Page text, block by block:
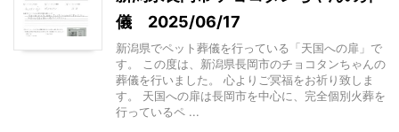
儀 2025/06/17
新潟県でペット葬儀を行っている「天国への扉」で
す。 この度は、新潟県長岡市のチョコタンちゃんの
葬儀を行いました。 心よりご冥福をお祈り致しま
す。 天国への扉は長岡市を中心に、完全個別火葬を
行っているペ ...